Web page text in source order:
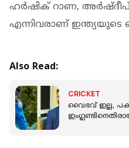
ഹര്‍ഷിക് റാണ,
എന്നിവരാണ് ഇന്ത്യയുടെ
Also Read:
CRICKET
വൈഭവ് ഇല്ല,